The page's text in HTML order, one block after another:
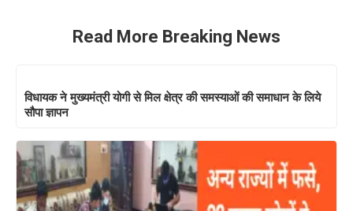
Read More Breaking News
विधायक ने मुख्यमंत्री योगी से मिल क्षेत्र की समस्याओं की समाधान के लिये
सौपा ज्ञापन